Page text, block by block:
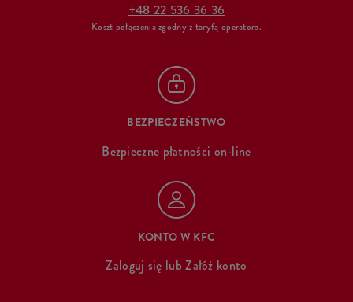
+48 22 536 36 36
Koszt połączenia zgodny z taryfą operatora.
BEZPIECZEŃSTWO
Bezpieczne płatności on-line
KONTO W KFC
Zaloguj się lubZałóż konto